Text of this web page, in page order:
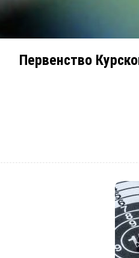
Первенство